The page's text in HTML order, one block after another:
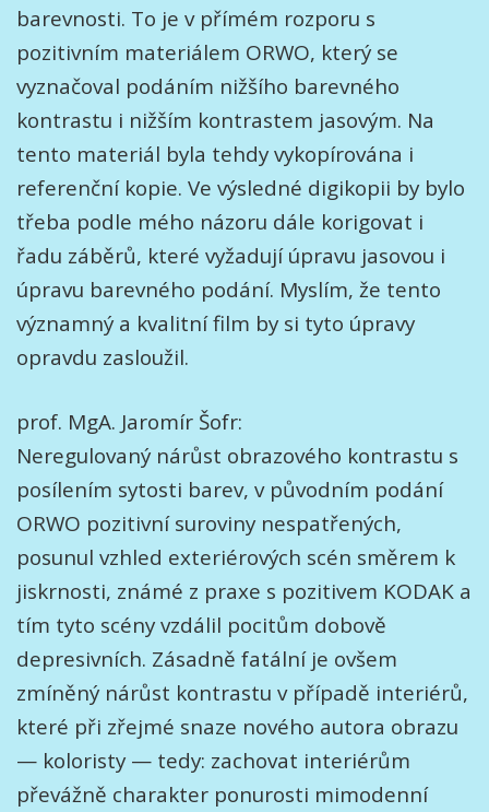
barevnosti. To je v přímém rozporu s
pozitivním materiálem ORWO, který se
vyznačoval podáním nižšího barevného
kontrastu i nižším kontrastem jasovým. Na
tento materiál byla tehdy vykopírována i
referenční kopie. Ve výsledné digikopii by bylo
třeba podle mého názoru dále korigovat i
řadu záběrů, které vyžadují úpravu jasovou i
úpravu barevného podání. Myslím, že tento
významný a kvalitní film by si tyto úpravy
opravdu zasloužil.
prof. MgA. Jaromír Šofr:
Neregulovaný nárůst obrazového kontrastu s
posílením sytosti barev, v původním podání
ORWO pozitivní suroviny nespatřených,
posunul vzhled exteriérových scén směrem k
jiskrnosti, známé z praxe s pozitivem KODAK a
tím tyto scény vzdálil pocitům dobově
depresivních. Zásadně fatální je ovšem
zmíněný nárůst kontrastu v případě interiérů,
které při zřejmé snaze nového autora obrazu
— koloristy — tedy: zachovat interiérům
převážně charakter ponurosti mimodenní